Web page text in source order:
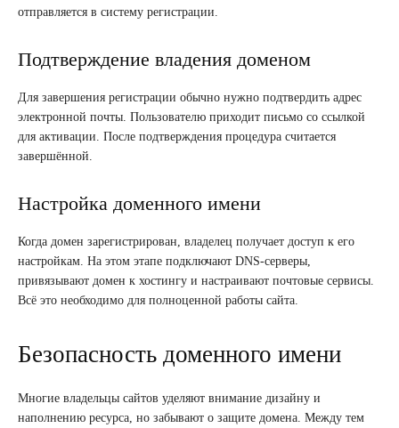
отправляется в систему регистрации.
Подтверждение владения доменом
Для завершения регистрации обычно нужно подтвердить адрес
электронной почты. Пользователю приходит письмо со ссылкой
для активации. После подтверждения процедура считается
завершённой.
Настройка доменного имени
Когда домен зарегистрирован, владелец получает доступ к его
настройкам. На этом этапе подключают DNS-серверы,
привязывают домен к хостингу и настраивают почтовые сервисы.
Всё это необходимо для полноценной работы сайта.
Безопасность доменного имени
Многие владельцы сайтов уделяют внимание дизайну и
наполнению ресурса, но забывают о защите домена. Между тем